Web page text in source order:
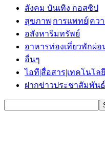
สังคม บันเทิง กอสซิป
สุขภาพ|การแพทย์|คว
อสังหาริมทรัพย์
อาหารท่องเที่ยวพักผ่อ
อื่นๆ
ไอที|สื่อสาร|เทคโนโลยี
ฝากข่าวประชาสัมพัน